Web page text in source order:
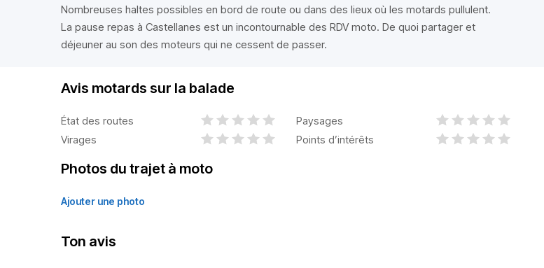
Nombreuses haltes possibles en bord de route ou dans des lieux où les motards pullulent.
La pause repas à Castellanes est un incontournable des RDV moto. De quoi partager et
déjeuner au son des moteurs qui ne cessent de passer.
Avis motards sur la balade
État des routes
Paysages
Virages
Points d’intérêts
Photos du trajet à moto
Ajouter une photo
Ton avis